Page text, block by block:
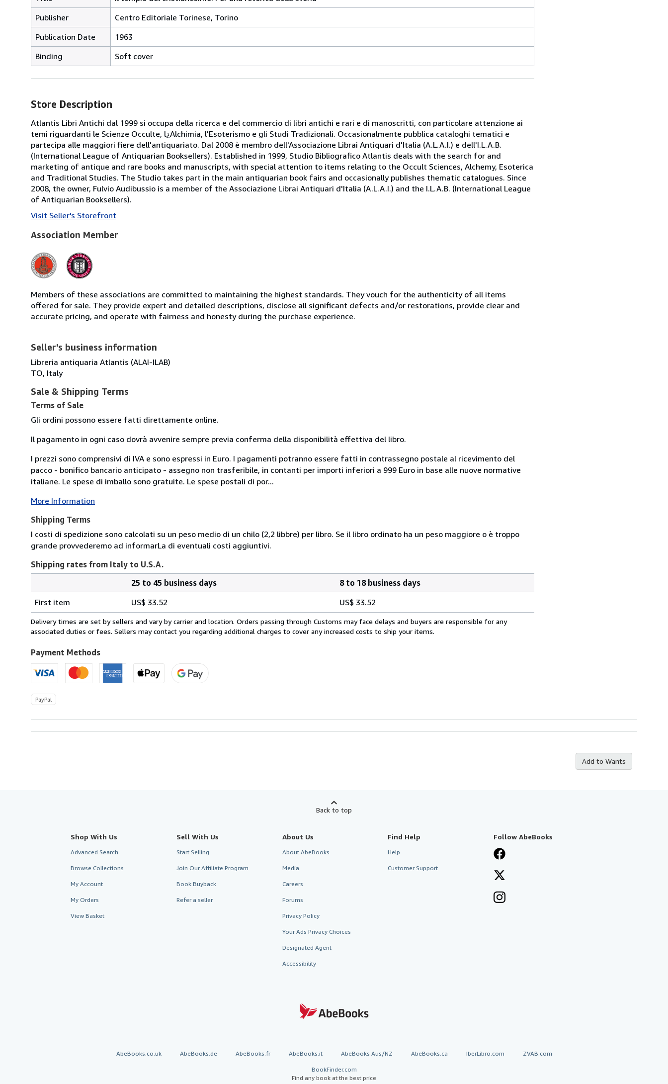
Publisher
Centro Editoriale Torinese, Torino
Publication Date
1963
Binding
Soft cover
Store Description
Atlantis Libri Antichi dal 1999 si occupa della ricerca e del commercio di libri antichi e rari e di manoscritti, con particolare attenzione ai
temi riguardanti le Scienze Occulte, l¿Alchimia, l'Esoterismo e gli Studi Tradizionali. Occasionalmente pubblica cataloghi tematici e
partecipa alle maggiori fiere dell'antiquariato. Dal 2008 è membro dell'Associazione Librai Antiquari d'Italia (A.L.A.I.) e dell'I.L.A.B.
(International League of Antiquarian Booksellers). Established in 1999, Studio Bibliografico Atlantis deals with the search for and
marketing of antique and rare books and manuscripts, with special attention to items relating to the Occult Sciences, Alchemy, Esoterica
and Traditional Studies. The Studio takes part in the main antiquarian book fairs and occasionally publishes thematic catalogues. Since
2008, the owner, Fulvio Audibussio is a member of the Associazione Librai Antiquari d'Italia (A.L.A.I.) and the I.L.A.B. (International League
of Antiquarian Booksellers).
Visit Seller's Storefront
Association Member
Members of these associations are committed to maintaining the highest standards. They vouch for the authenticity of all items
offered for sale. They provide expert and detailed descriptions, disclose all significant defects and/or restorations, provide clear and
accurate pricing, and operate with fairness and honesty during the purchase experience.
Seller's business information
Libreria antiquaria Atlantis (ALAI-ILAB)
TO, Italy
Sale & Shipping Terms
Terms of Sale
Gli ordini possono essere fatti direttamente online.
Il pagamento in ogni caso dovrà avvenire sempre previa conferma della disponibilità effettiva del libro.
I prezzi sono comprensivi di IVA e sono espressi in Euro. I pagamenti potranno essere fatti in contrassegno postale al ricevimento del
pacco - bonifico bancario anticipato - assegno non trasferibile, in contanti per importi inferiori a 999 Euro in base alle nuove normative
italiane. Le spese di imballo sono gratuite. Le spese postali di por...
More Information
Shipping Terms
I costi di spedizione sono calcolati su un peso medio di un chilo (2,2 libbre) per libro. Se il libro ordinato ha un peso maggiore o è troppo
grande provvederemo ad informarLa di eventuali costi aggiuntivi.
Shipping rates from Italy to U.S.A.
rates
from
Italy
U.S.A.
25 to 45 business days
8 to 18 business days
First item
US$ 33.52 US$ 33.52
Delivery times are set by sellers and vary by carrier and location. Orders passing through Customs may face delays and buyers are responsible for any
associated duties or fees. Sellers may contact you regarding additional charges to cover any increased costs to ship your items.
Payment Methods
PayPal
Add to Wants
Back to top
Shop With Us
Advanced Search
Browse Collections
My Account
My Orders
View Basket
Sell With Us
Start Selling
Join Our Affiliate Program
Book Buyback
Refer a seller
About Us
About AbeBooks
Media
Careers
Forums
Privacy Policy
Your Ads Privacy Choices
Designated Agent
Accessibility
Find Help
Help
Customer Support
Follow AbeBooks
AbeBooks.co.uk AbeBooks.de AbeBooks.fr AbeBooks.it AbeBooks Aus/NZ AbeBooks.ca IberLibro.com ZVAB.com
BookFinder.com
Find any book at the best price